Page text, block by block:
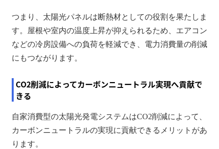
つまり、太陽光パネルは断熱材としての役割を果たしま
す。屋根や室内の温度上昇が抑えられるため、エアコン
などの冷房設備への負荷を軽減でき、電力消費量の削減
にもつながります。
CO2削減によってカーボンニュートラル実現へ貢献で
きる
自家消費型の太陽光発電システムはCO2削減によって、
カーボンニュートラルの実現に貢献できるメリットがあ
ります。